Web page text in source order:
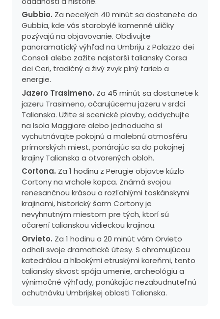
Gubbio. Za necelých 40 minút sa dostanete do
Gubbia, kde vás starobylé kamenné uličky
pozývajú na objavovanie. Obdivujte
panoramatický výhľad na Umbriju z Palazzo dei
Consoli alebo zažite najstarší taliansky Corsa
dei Ceri, tradičný a živý zvyk plný farieb a
energie.
Jazero Trasimeno. Za 45 minút sa dostanete k
jazeru Trasimeno, očarujúcemu jazeru v srdci
Talianska. Užite si scenické plavby, oddychujte
na Isola Maggiore alebo jednoducho si
vychutnávajte pokojnú a malebnú atmosféru
prímorských miest, ponárajúc sa do pokojnej
krajiny Talianska a otvorených obloh.
Cortona. Za 1 hodinu z Perugie objavte kúzlo
Cortony na vrchole kopca. Známá svojou
renesančnou krásou a rozľahlými toskánskymi
krajinami, historický šarm Cortony je
nevyhnutným miestom pre tých, ktorí sú
očarení talianskou vidieckou krajinou.
Orvieto. Za 1 hodinu a 20 minút vám Orvieto
odhalí svoje dramatické útesy. S ohromujúcou
katedrálou a hlbokými etruskými koreňmi, tento
taliansky skvost spája umenie, archeológiu a
výnimočné výhľady, ponúkajúc nezabudnuteľnú
ochutnávku Umbrijskej oblasti Talianska.